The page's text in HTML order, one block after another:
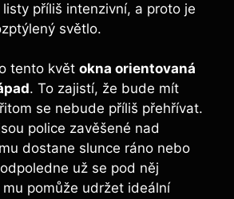
příliš intenzivní, a proto je
světlo.
tento květ okna orientovaná
. To zajistí, že bude mít
se nebude příliš přehřívat.
police zavěšené nad
dostane slunce ráno nebo
už se pod něj
pomůže udržet ideální